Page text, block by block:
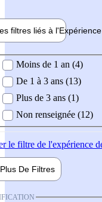
filtres liés à l'Expérience
demandée
Moins de 1 an (4)
De 1 à 3 ans (13)
Plus de 3 ans (1)
Non renseignée (12)
le filtre de l'expérience
Plus De Filtres